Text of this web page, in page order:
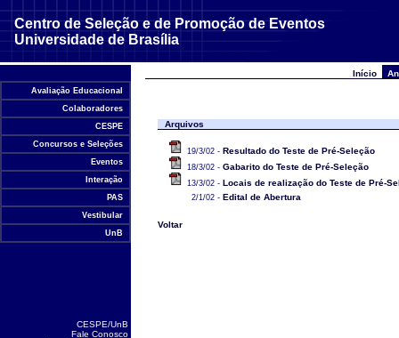
Centro de Seleção e de Promoção de Eventos
Universidade de Brasília
Avaliação Educacional
Colaboradores
CESPE
Concursos e Seleções
Eventos
Interação
PAS
Vestibular
UnB
Início
Arquivos
19/3/02 - Resultado do Teste de Pré-Seleção
18/3/02 - Gabarito do Teste de Pré-Seleção
13/3/02 - Locais de realização do Teste de Pré-
2/1/02 - Edital de Abertura
Voltar
CESPE/UnB
Fale Conosco